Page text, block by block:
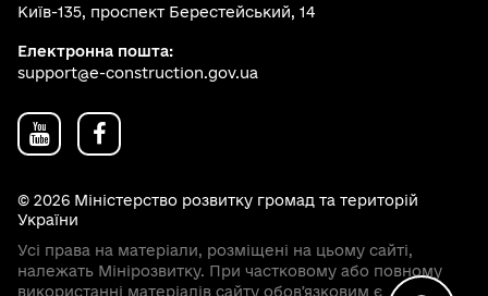
Київ-135, проспект Берестейський, 14
Електронна пошта:
support@e-construction.gov.ua
© 2026 Міністерство розвитку громад та територій
України
Усі права на матеріали, розміщені на цьому сайті,
належать Мінірозвитку. При частковому або повному
використанні матеріалів сайту обовʼязковим є